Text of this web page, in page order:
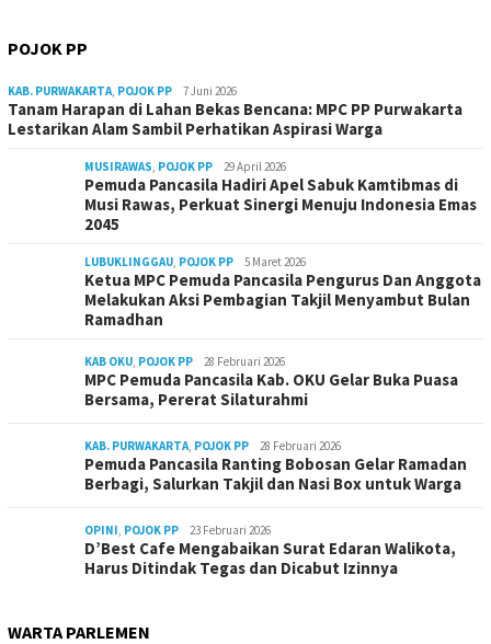
POJOK PP
KAB. PURWAKARTA, POJOK PP 7 Juni 2026
Tanam Harapan di Lahan Bekas Bencana: MPC PP Purwakarta
Lestarikan Alam Sambil Perhatikan Aspirasi Warga
MUSIRAWAS, POJOK PP 29 April 2026
Pemuda Pancasila Hadiri Apel Sabuk Kamtibmas di
Musi Rawas, Perkuat Sinergi Menuju Indonesia Emas
2045
LUBUKLINGGAU, POJOK PP 5 Maret 2026
Ketua MPC Pemuda Pancasila Pengurus Dan Anggota
Melakukan Aksi Pembagian Takjil Menyambut Bulan
Ramadhan
KAB OKU, POJOK PP 28 Februari 2026
MPC Pemuda Pancasila Kab. OKU Gelar Buka Puasa
Bersama, Pererat Silaturahmi
KAB. PURWAKARTA, POJOK PP 28 Februari 2026
Pemuda Pancasila Ranting Bobosan Gelar Ramadan
Berbagi, Salurkan Takjil dan Nasi Box untuk Warga
OPINI, POJOK PP 23 Februari 2026
D’Best Cafe Mengabaikan Surat Edaran Walikota,
Harus Ditindak Tegas dan Dicabut Izinnya
WARTA PARLEMEN